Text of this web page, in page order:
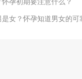
女？怀孕知道男女的可